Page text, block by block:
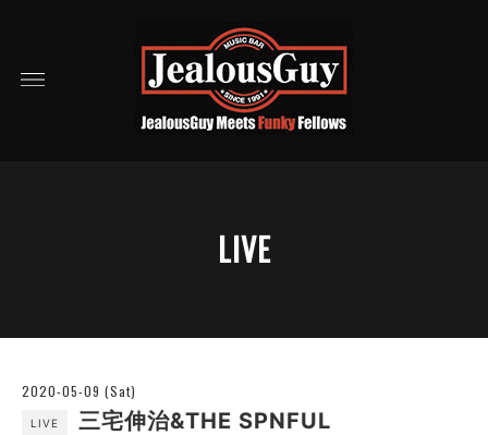
LIVE
2020-05-09 (Sat)
LIVE 三宅伸治&THE SPNFUL